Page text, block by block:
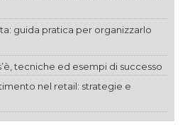
guida pratica per organizzarlo
tecniche ed esempi di successo
nel retail: strategie e